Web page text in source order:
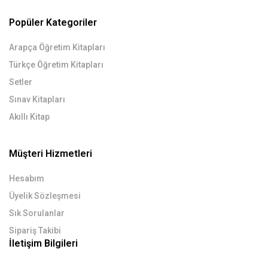
Popüler Kategoriler
Arapça Öğretim Kitapları
Türkçe Öğretim Kitapları
Setler
Sınav Kitapları
Akıllı Kitap
Müşteri Hizmetleri
Hesabım
Üyelik Sözleşmesi
Sık Sorulanlar
Sipariş Takibi
İletişim Bilgileri